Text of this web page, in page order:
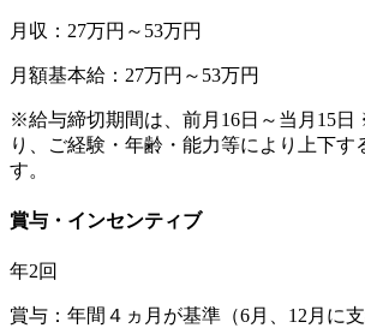
月収：27万円～53万円
月額基本給：27万円～53万円
※給与締切期間は、前月16日～当月15
り、ご経験・年齢・能力等により上下す
す。
賞与・インセンティブ
年2回
賞与：年間４ヵ月が基準（6月、12月に支